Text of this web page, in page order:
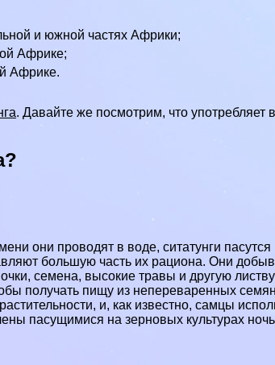
и южной частях Африки;
Африке;
Африке.
. Давайте же посмотрим, что употрeбляет
они проводят в воде, ситатунги
большую часть их рациона. Они
семена, высокие травы и другую
получать пищу из непереваренных
и, как известно, самцы
пасущимися на зерновых культурах